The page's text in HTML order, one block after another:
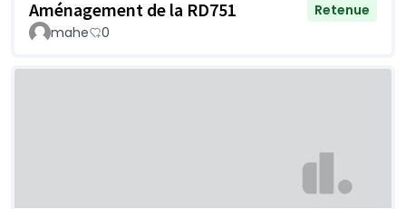
Aménagement de la RD751
Retenue
mahe
0